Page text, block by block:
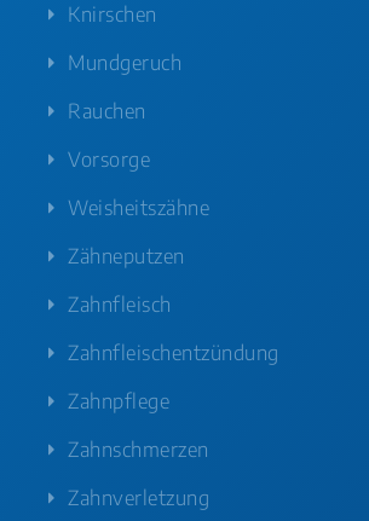
Knirschen
Mundgeruch
Rauchen
Vorsorge
Weisheitszähne
Zähneputzen
Zahnfleisch
Zahnfleischentzündung
Zahnpflege
Zahnschmerzen
Zahnverletzung